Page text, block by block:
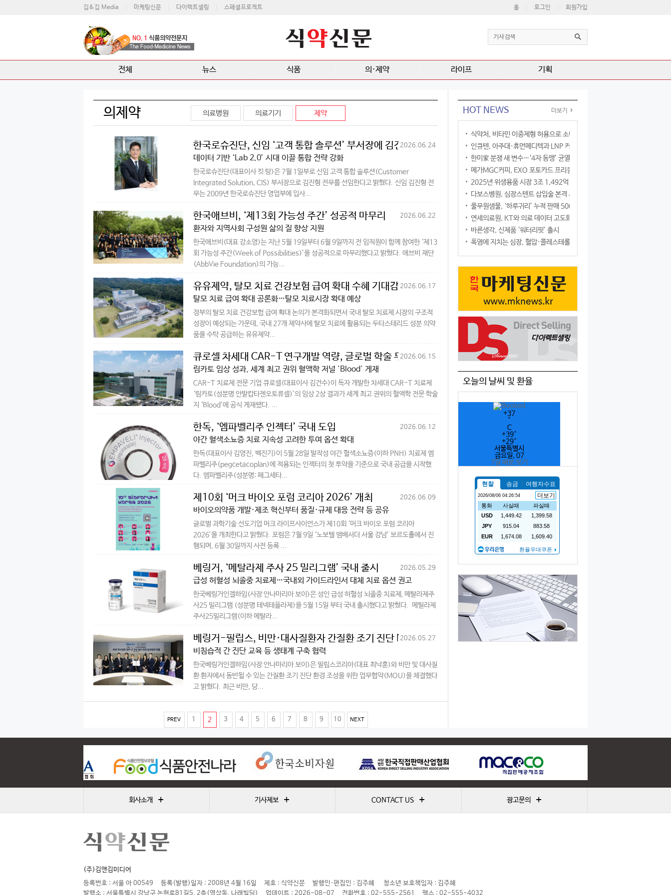
김&김 Media 마케팅신문 다이렉트셀링 스페셜프로젝트 홈 로그인 회원가입
전체 뉴스 식품 의·제약 라이프 기획
의제약 의료병원 의료기기 제약
한국로슈진단, 신임 ‘고객 통합 솔루션’ 부서장에 김진형 전무
선임
데이터 기반 ‘Lab 2.0’ 시대 이끌 통합 전략 강화
2026.06.24
한국로슈진단(대표이사 킷 탕)은 7월 1일부로 신임 고객 통합 솔루션(Customer
Integrated Solution, CIS) 부서장으로 김진형 전무를 선임한다고 밝혔다. 신임 김진형 전
무는 2009년 한국로슈진단 영업부에 입사...
한국애브비, ‘제13회 가능성 주간’ 성공적 마무리
환자와 지역사회 구성원 삶의 질 향상 지원
2026.06.22
한국애브비(대표 강소영)는 지난 5월 19일부터 6월 9일까지 전 임직원이 함께 참여한 ‘제13
회 가능성 주간(Week of Possibilities)’을 성공적으로 마무리했다고 밝혔다. 애브비 재단
(AbbVie Foundation)의 가능...
유유제약, 탈모 치료 건강보험 급여 확대 수혜 기대감
탈모 치료 급여 확대 공론화…탈모 치료시장 확대 예상
2026.06.17
정부의 탈모 치료 건강보험 급여 확대 논의가 본격화되면서 국내 탈모 치료제 시장의 구조적
성장이 예상되는 가운데, 국내 27개 제약사에 탈모 치료에 활용되는 두타스테리드 성분 의약
품을 수탁 공급하는 유유제약...
큐로셀 차세대 CAR-T 연구개발 역량, 글로벌 학술 무대서 검
증
림카토 임상 성과, 세계 최고 권위 혈액학 저널 'Blood' 게재
2026.06.15
CAR-T 치료제 전문 기업 큐로셀(대표이사 김건수)이 독자 개발한 차세대 CAR-T 치료제
‘림카토(성분명 안발캅타젠오토류셀)’의 임상 2상 결과가 세계 최고 권위의 혈액학 전문 학술
지 ‘Blood’에 공식 게재됐다. ...
한독, ‘엠파벨리주 인젝터’ 국내 도입
야간 혈색소뇨증 치료 지속성 고려한 투여 옵션 확대
2026.06.12
한독(대표이사 김영진, 백진기)이 5월 28일 발작성 야간 혈색소뇨증(이하 PNH) 치료제 엠
파벨리주(pegcetacoplan)에 적용되는 인젝터의 첫 투약을 기준으로 국내 공급을 시작했
다. 엠파벨리주(성분명: 페그세타...
제10회 ‘머크 바이오 포럼 코리아 2026’ 개최
바이오의약품 개발·제조 혁신부터 품질·규제 대응 전략 등 공유
2026.06.09
글로벌 과학기술 선도기업 머크 라이프사이언스가 제10회 ‘머크 바이오 포럼 코리아
2026’을 개최한다고 밝혔다. 포럼은 7월 9일 ‘노보텔 앰배서더 서울 강남’ 보르도홀에서 진
행되며, 6월 30일까지 사전 등록 ...
베링거, ‘메탈라제 주사 25 밀리그램’ 국내 출시
급성 허혈성 뇌졸중 치료제…국내외 가이드라인서 대체 치료 옵션 권고
2026.05.29
한국베링거인겔하임(사장 안나마리아 보이)은 성인 급성 허혈성 뇌졸중 치료제‚ 메탈라제주
사25 밀리그램 (성분명 테넥테플라제)을 5월 15일 부터 국내 출시했다고 밝혔다. 메틸라제
주사25밀리그램(이하 메탈라...
베링거-필립스, ​​비만·대사질환자 간질환 조기 진단 MOU
비침습적 간 진단 교육 등 생태계 구축 협력
2026.05.27
한국베링거인겔하임(사장 안나마리아 보이)은 필립스코리아(대표 최낙훈)와 비만 및 대사질
환 환자에서 동반될 수 있는 간질환 조기 진단 환경 조성을 위한 업무협약(MOU)을 체결했다
고 밝혔다. 최근 비만, 당...
PREV 1 2
r
3 4 5 6 7 8 9 10 NEXT
HOT NEWS 더보기
식약처, 비타민 이중제형 허용으로 소비자 선택권 확대
인큐텐, 아주대·휴먼메디텍과 LNP 커큐민 공동연구
한미家 분쟁 새 변수…‘4자 동맹’ 균열 현실화
메가MGC커피, EXO 포토카드 프리퀀시 이벤트
2025년 위생용품 시장 3조 1,492억 원
다보스병원, 심장스텐트 삽입술 본격 시행
풀무원샘물, ‘하루귀리’ 누적 판매 500만 병 돌파
연세의료원, KT와 의료 데이터 고도화 협력
바른생각, 신제품 ‘워터리핏’ 출시
폭염에 지치는 심장, 혈압·콜레스테롤만 챙기면 될까?
오늘의 날씨 및 환율
+37
°
C
+39°
+29°
서울특별시
금요일, 07
7일 예보 보기
회사소개 + 기사제보 + CONTACT US + 광고문의 +
(주)김앤김미디어
등록번호 : 서울 아 00549
등록(발행)일자 : 2008년 4월 16일 제호 : 식약신문 발행인·편집인 : 김주혜
청소년 보호책임자 : 김주혜
발행소 : 서울특별시 강남구 논현로81길5, 2층(역삼동, 나래빌딩)
업데이트 : 2026-08-07 전화번호 : 02-555-2561 팩스 : 02-555-4032